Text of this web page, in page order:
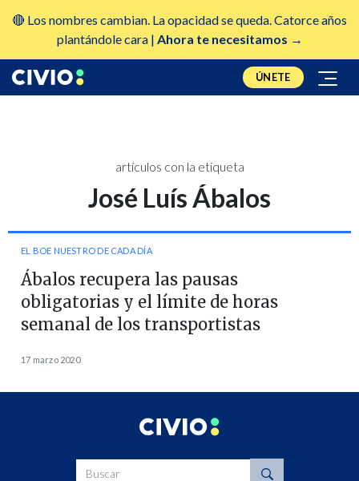
🔴 Los nombres cambian. La opacidad se queda. Catorce años
plantándole cara | Ahora te necesitamos →
ÚNETE
artículos con la etiqueta
José Luís Ábalos
EL BOE NUESTRO DE CADA DÍA
Ábalos recupera las pausas
obligatorias y el límite de horas
semanal de los transportistas
17 marzo 2020
Buscar